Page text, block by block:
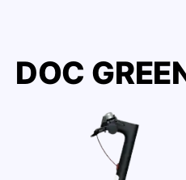
DOC